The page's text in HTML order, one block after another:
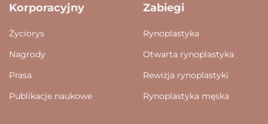
Korporacyjny
Życiorys
Nagrody
Prasa
Publikacje naukowe
Zabiegi
Rynoplastyka
Otwarta rynoplastyka
Rewizja rynoplastyki
Rynoplastyka męska